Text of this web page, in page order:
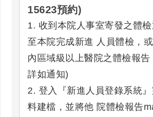
15623預約)
1. 收到本院人事室寄發之體
至本院完成新進 人員體檢，
內區域級以上醫院之體檢報告
詳如通知)
2. 登入『新進人員登錄系統
料建檔，並將他 院體檢報告